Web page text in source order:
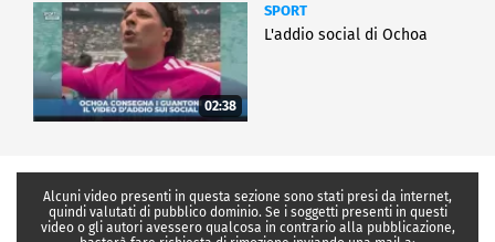
02:38
SPORT
L'addio social di Ochoa
Alcuni video presenti in questa sezione sono stati presi da internet,
quindi valutati di pubblico dominio. Se i soggetti presenti in questi
video o gli autori avessero qualcosa in contrario alla pubblicazione,